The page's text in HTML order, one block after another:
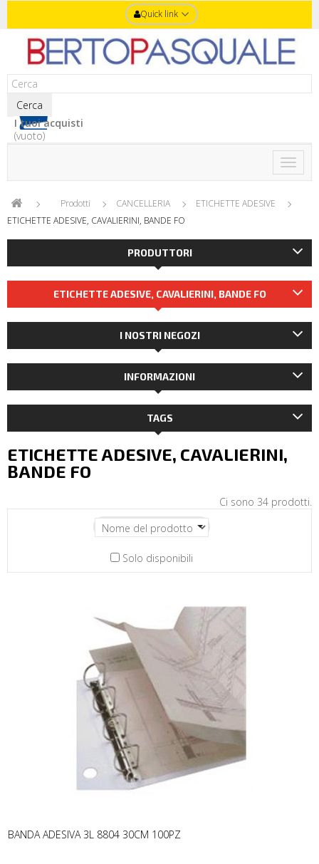
Quick link
Cerca
I tuoi acquisti
(vuoto)
Toggle
Prodotti CANCELLERIA
ETICHETTE ADESIVE
ETICHETTE ADESIVE, CAVALIERINI, BANDE FO
PRODUTTORI
ETICHETTE ADESIVE, CAVALIERINI, BANDE FO
I NOSTRI NEGOZI
INFORMAZIONI
TAGS
ETICHETTE ADESIVE, CAVALIERINI,
BANDE FO
Ci sono 34 prodotti.
Solo disponibili
BANDA ADESIVA 3L 8804 30CM 100PZ